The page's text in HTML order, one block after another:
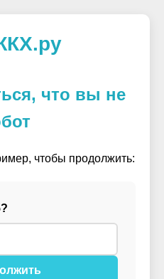
что вы не
чтобы продолжить: